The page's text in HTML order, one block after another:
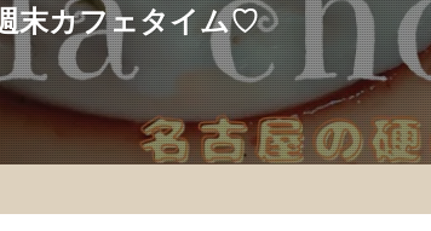
末カフェタイム♡